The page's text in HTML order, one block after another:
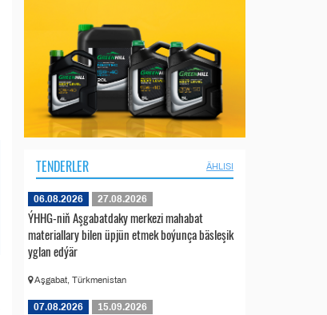
TENDERLER ÄHLISI
06.08.2026 27.08.2026
ÝHHG-niň Aşgabatdaky merkezi mahabat
materiallary bilen üpjün etmek boýunça bäsleşik
yglan edýär
Aşgabat, Türkmenistan
07.08.2026 15.09.2026